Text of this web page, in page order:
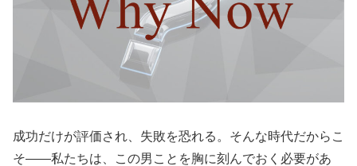
成功だけが評価され、失敗を恐れる。そんな時代だからこ
そ――私たちは、この男ことを胸に刻んでおく必要があ